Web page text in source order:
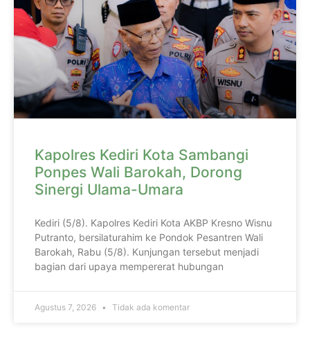
Kapolres Kediri Kota Sambangi
Ponpes Wali Barokah, Dorong
Sinergi Ulama-Umara
Kediri (5/8). Kapolres Kediri Kota AKBP Kresno Wisnu
Putranto, bersilaturahim ke Pondok Pesantren Wali
Barokah, Rabu (5/8). Kunjungan tersebut menjadi
bagian dari upaya mempererat hubungan
Agustus 7, 2026 Tidak ada komentar